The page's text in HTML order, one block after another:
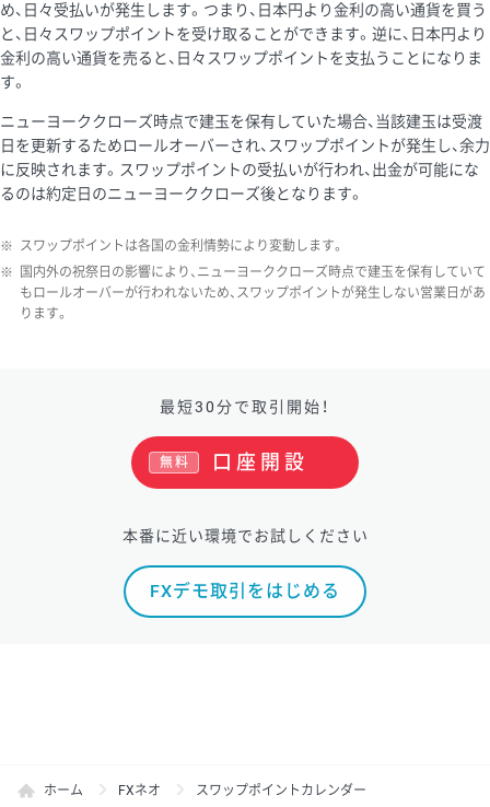
め、日々受払いが発生します。つまり、日本円より金利の高い通貨を買う
と、日々スワップポイントを受け取ることができます。逆に、日本円より
金利の高い通貨を売ると、日々スワップポイントを支払うことになりま
す。
ニューヨーククローズ時点で建玉を保有していた場合、当該建玉は受渡
日を更新するためロールオーバーされ、スワップポイントが発生し、余力
に反映されます。スワップポイントの受払いが行われ、出金が可能にな
るのは約定日のニューヨーククローズ後となります。
※ スワップポイントは各国の金利情勢により変動します。
※
国内外の祝祭日の影響により、ニューヨーククローズ時点で建玉を保有していて
もロールオーバーが行われないため、スワップポイントが発生しない営業日があ
ります。
最短30分で取引開始！
口座開設
無料
本番に近い環境でお試しください
FXデモ取引をはじめる
ホーム FXネオ スワップポイントカレンダー